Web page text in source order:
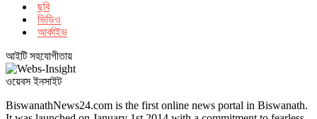
ছবি
ভিডিও
আর্কাইভ
আইটি সহযোগীতায়
ওয়েবস ইনসাইট
BiswanathNews24.com is the first online news portal in Biswanath.